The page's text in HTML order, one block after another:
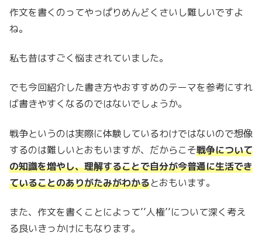
作文を書くのってやっぱりめんどくさいし難しいですよ
ね。
私も昔はすごく悩まされていました。
でも今回紹介した書き方やおすすめのテーマを参考にすれ
ば書きやすくなるのではないでしょうか。
戦争というのは実際に体験しているわけではないので想像
するのは難しいとおもいますが、だからこそ戦争について
の知識を増やし、理解することで自分が今普通に生活でき
ていることのありがたみがわかるとおもいます。
また、作文を書くことによって’’人権’’について深く考え
る良いきっかけにもなります。